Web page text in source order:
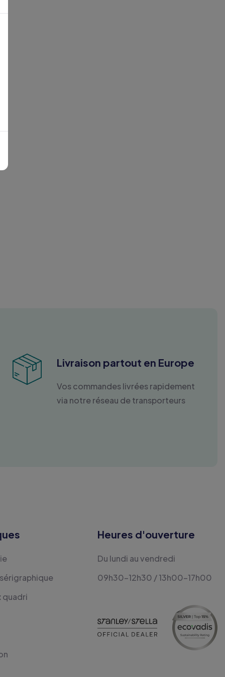
Livraison partout en Europe
Vos commandes livrées rapidement
via notre réseau de transporteurs
quadri
Heures d'ouverture
Du lundi au vendredi
09h30-12h30 / 13h00-17h00